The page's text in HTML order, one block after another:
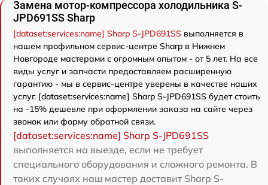
Замена мотор-компрессора холодильника S-
JPD691SS Sharp
[dataset:services:name] Sharp S-JPD691SS выполняется в
нашем профильном сервис-центре Sharp в Нижнем
Новгороде мастерами с огромным опытом - от 5 лет. На все
виды услуг и запчасти предоставляем расширенную
гарантию - мы в сервис-центре уверены в качестве наших
услуг. [dataset:services:name] Sharp S-JPD691SS будет стоить
на -15% дешевле при оформлении заказа на сайте через
звонок или форму обратной связи.
[dataset:services:name] Sharp S-JPD691SS
выполняется на выезде, если не требует
специального оборудования и сложного ремонта. В
таких случаях наш мастер доставит Sharp S-